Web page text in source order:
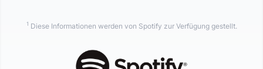
1 Diese Informationen werden von Spotify zur Verfügung gestellt.